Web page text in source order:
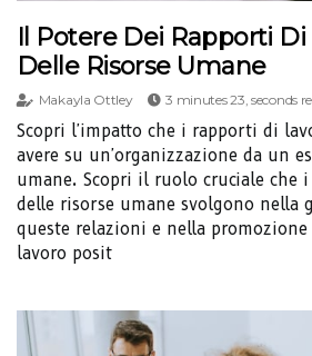
Il Potere Dei Rapporti
Delle Risorse Umane
Makayla Ottley 3 minutes 23, seconds
Scopri l'impatto che i rapporti di
avere su un'organizzazione da un
umane. Scopri il ruolo cruciale che
delle risorse umane svolgono nella
queste relazioni e nella
lavoro posit